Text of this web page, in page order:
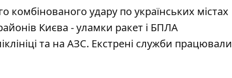
удару по українських містах
Києва - уламки ракет і БПЛА
та на АЗС. Екстрені служби працювали